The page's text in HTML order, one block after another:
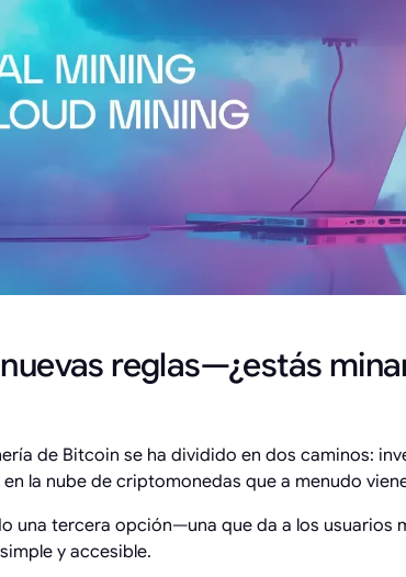
reglas—¿estás
de Bitcoin se ha dividido en dos caminos:
la nube de criptomonedas que a menudo
una tercera opción—una que da a los usuarios
y accesible.